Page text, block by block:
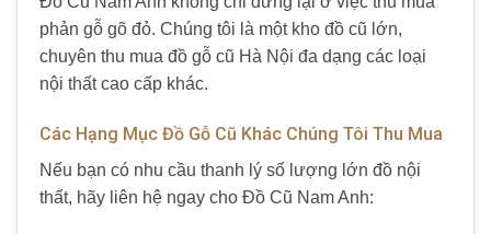
phản gỗ gõ đỏ. Chúng tôi là một kho đồ cũ lớn,
chuyên thu mua đồ gỗ cũ Hà Nội đa dạng các loại
nội thất cao cấp khác.
Các Hạng Mục Đồ Gỗ Cũ Khác Chúng Tôi Thu Mua
Nếu bạn có nhu cầu thanh lý số lượng lớn đồ nội
thất, hãy liên hệ ngay cho Đồ Cũ Nam Anh: